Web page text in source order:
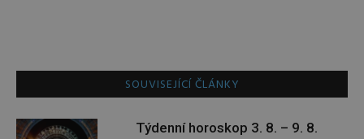
SOUVISEJÍCÍ ČLÁNKY
Týdenní horoskop 3. 8. – 9. 8.